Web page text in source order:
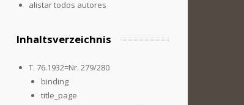
alistar todos autores
Inhaltsverzeichnis
T. 76.1932=Nr. 279/280
binding
title_page